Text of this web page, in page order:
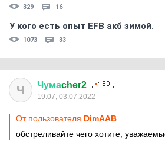
329 16
У кого есть опыт EFB акб зимой.
1073 33
Ч Чумаcher2
19:07, 03.07.2022
От пользователя DimAAB
обстреливайте чего хотите,